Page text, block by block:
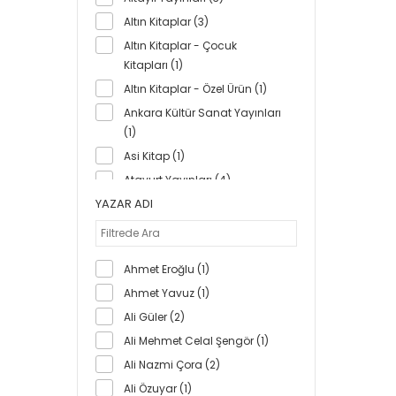
222 (2)
228 (1)
229 (2)
232 (1)
238 (1)
24 (4)
244 (2)
246 (1)
247 (1)
248 (2)
253 (1)
256 (3)
260 (1)
262 (1)
264 (1)
Altın Kitaplar (3)
Altın Kitaplar - Çocuk
Kitapları (1)
Altın Kitaplar - Özel Ürün (1)
Ankara Kültür Sanat Yayınları
(1)
Asi Kitap (1)
Atayurt Yayınları (4)
Ayata Kitap (4)
Aykırı Yayınları (1)
Ayrıntı Yayınları (1)
Berikan Yayınları (4)
Beyaz Balina Yayınları (1)
Bilgi Yayınevi (4)
Can Yayınları (16)
Cem Yayınevi (1)
YAZAR ADI
Ahmet Eroğlu (1)
Ahmet Yavuz (1)
Ali Güler (2)
Ali Mehmet Celal Şengör (1)
Ali Nazmi Çora (2)
Ali Özuyar (1)